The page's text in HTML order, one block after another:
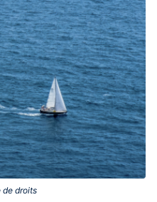
de droits‎